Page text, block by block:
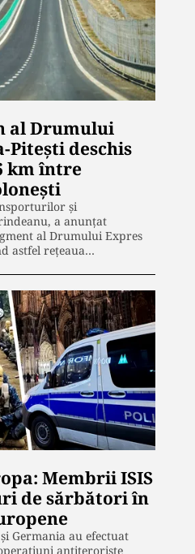
al Drumului
Pitești deschis
km între
și
a anunțat
al Drumului Expres
astfel rețeaua…
Membrii ISIS
de sărbători în
Germania au efectuat
antiteroriste